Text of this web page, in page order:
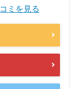
ミを見る